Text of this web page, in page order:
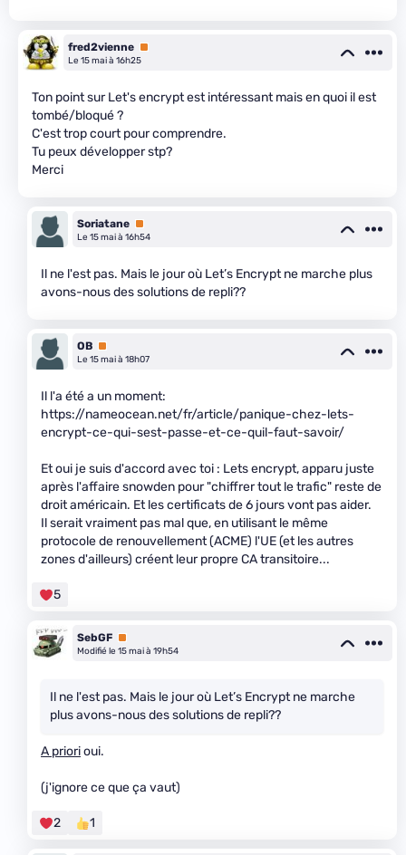
fred2vienne Premium
Le 15 mai à 16h25
Ton point sur Let's encrypt est intéressant mais en quoi il est
tombé/bloqué ?
C'est trop court pour comprendre.
Tu peux développer stp?
Merci
Soriatane Premium
Le 15 mai à 16h54
Il ne l'est pas. Mais le jour où Let’s Encrypt ne marche plus
avons-nous des solutions de repli??
OB Premium
Le 15 mai à 18h07
Il l'a été a un moment:
https://nameocean.net/fr/article/panique-chez-lets-
encrypt-ce-qui-sest-passe-et-ce-quil-faut-savoir/
Et oui je suis d'accord avec toi : Lets encrypt, apparu juste
après l'affaire snowden pour "chiffrer tout le trafic" reste de
droit américain. Et les certificats de 6 jours vont pas aider.
Il serait vraiment pas mal que, en utilisant le même
protocole de renouvellement (ACME) l'UE (et les autres
zones d'ailleurs) créent leur propre CA transitoire...
5
SebGF Premium
Modifié le 15 mai à 19h54
Il ne l'est pas. Mais le jour où Let’s Encrypt ne marche
plus avons-nous des solutions de repli??
A priorioui.
(j'ignore ce que ça vaut)
2 1